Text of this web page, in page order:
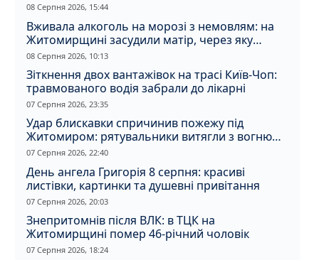
08 Серпня 2026, 15:44
Вживала алкоголь на морозі з немовлям: на
Житомирщині засудили матір, через яку
дитина отримала обмороження
08 Серпня 2026, 10:13
Зіткнення двох вантажівок на трасі Київ-Чоп:
травмованого водія забрали до лікарні
07 Серпня 2026, 23:35
Удар блискавки спричинив пожежу під
Житомиром: рятувальники витягли з вогню
кота
07 Серпня 2026, 22:40
День ангела Григорія 8 серпня: красиві
листівки, картинки та душевні привітання
07 Серпня 2026, 20:03
Знепритомнів після ВЛК: в ТЦК на
Житомирщині помер 46-річний чоловік
07 Серпня 2026, 18:24